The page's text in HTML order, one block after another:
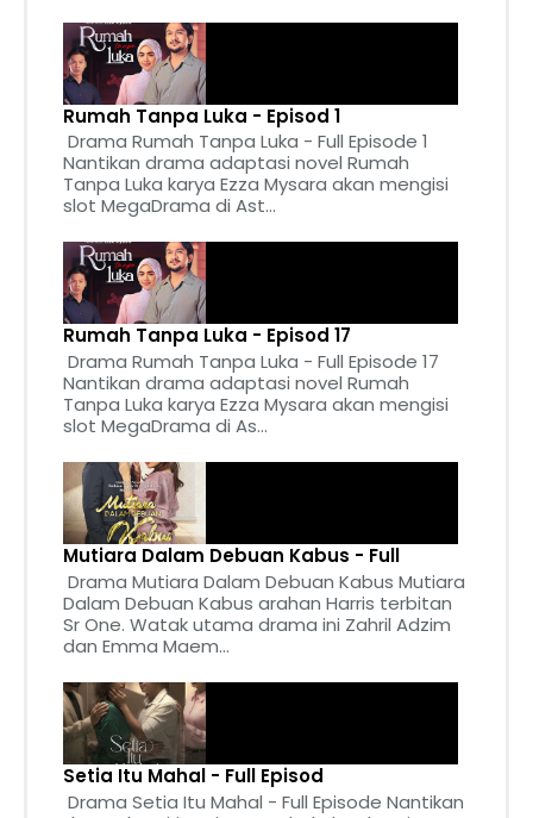
Rumah Tanpa Luka - Episod 1
Drama Rumah Tanpa Luka - Full Episode 1
Nantikan drama adaptasi novel Rumah
Tanpa Luka karya Ezza Mysara akan mengisi
slot MegaDrama di Ast...
Rumah Tanpa Luka - Episod 17
Drama Rumah Tanpa Luka - Full Episode 17
Nantikan drama adaptasi novel Rumah
Tanpa Luka karya Ezza Mysara akan mengisi
slot MegaDrama di As...
Mutiara Dalam Debuan Kabus - Full
Drama Mutiara Dalam Debuan Kabus Mutiara
Dalam Debuan Kabus arahan Harris terbitan
Sr One. Watak utama drama ini Zahril Adzim
dan Emma Maem...
Setia Itu Mahal - Full Episod
Drama Setia Itu Mahal - Full Episode Nantikan